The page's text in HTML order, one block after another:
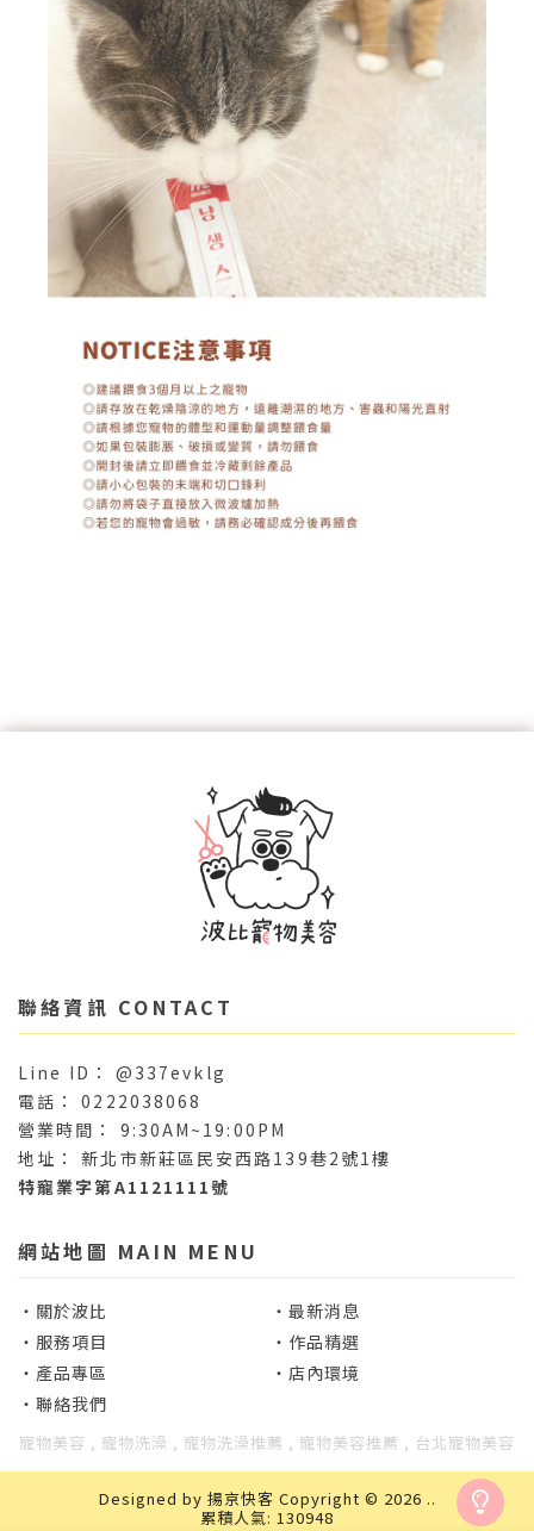
@337evklg
0222038068
9:30AM~19:00PM
新北市新莊區民安西路139巷2號1樓
特寵業字第A1121111號
關於波比
最新消息
服務項目
作品精選
產品專區
店內環境
聯絡我們
寵物美容 寵物洗澡 寵物洗澡推薦 寵物美容推薦 台北寵物美容
Designed by 揚京快客 Copyright © 2026 ..
累積人氣: 130948